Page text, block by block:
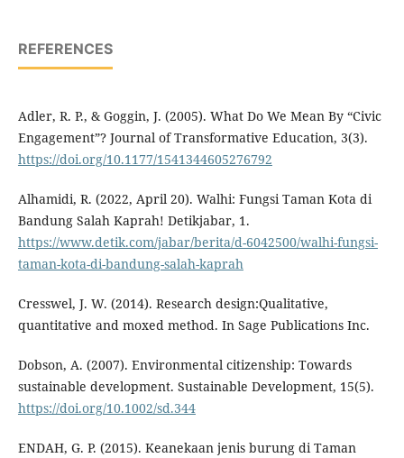
REFERENCES
Adler, R. P., & Goggin, J. (2005). What Do We Mean By “Civic
Engagement”? Journal of Transformative Education, 3(3).
https://doi.org/10.1177/1541344605276792
Alhamidi, R. (2022, April 20). Walhi: Fungsi Taman Kota di
Bandung Salah Kaprah! Detikjabar, 1.
https://www.detik.com/jabar/berita/d-6042500/walhi-fungsi-
taman-kota-di-bandung-salah-kaprah
Cresswel, J. W. (2014). Research design:Qualitative,
quantitative and moxed method. In Sage Publications Inc.
Dobson, A. (2007). Environmental citizenship: Towards
sustainable development. Sustainable Development, 15(5).
https://doi.org/10.1002/sd.344
ENDAH, G. P. (2015). Keanekaan jenis burung di Taman